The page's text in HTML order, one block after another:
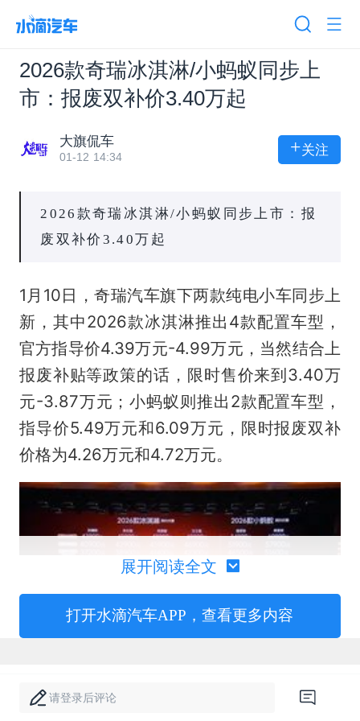
2026款奇瑞冰淇淋/小蚂蚁同步上
市：报废双补价3.40万起
大旗侃车
01-12 14:34 +关注
2026款奇瑞冰淇淋/小蚂蚁同步上市：报
废双补价3.40万起
1月10日，奇瑞汽车旗下两款纯电小车同步上
新，其中2026款冰淇淋推出4款配置车型，
官方指导价4.39万元-4.99万元，当然结合上
报废补贴等政策的话，限时售价来到3.40万
元-3.87万元；小蚂蚁则推出2款配置车型，
指导价5.49万元和6.09万元，限时报废双补
价格为4.26万元和4.72万元。
实际上，2026款冰淇淋整体外观与25款基本
展开阅读全文
打开水滴汽车APP，查看更多内容
请登录后评论